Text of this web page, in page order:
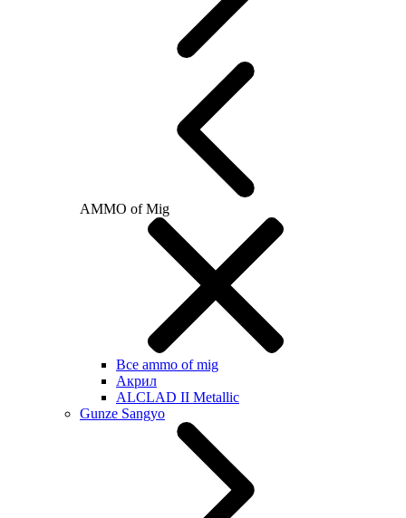
AMMO of Mig
Все ammo of mig
Акрил
ALCLAD II Metallic
Gunze Sangyo